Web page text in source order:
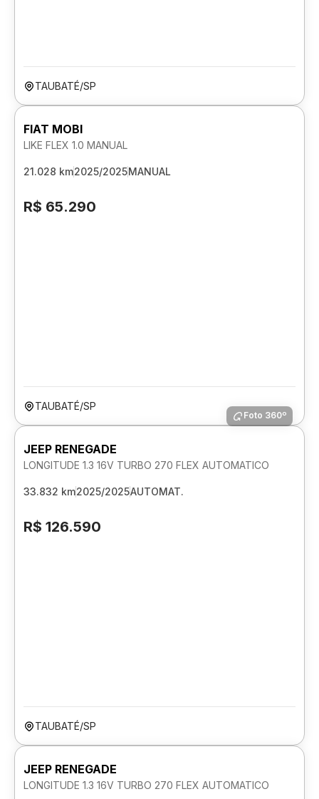
TAUBATÉ/SP
FIAT MOBI
LIKE FLEX 1.0 MANUAL
21.028 km2025/2025MANUAL
R$ 65.290
TAUBATÉ/SP
Foto 360º
JEEP RENEGADE
LONGITUDE 1.3 16V TURBO 270 FLEX AUTOMATICO
33.832 km2025/2025AUTOMAT.
R$ 126.590
TAUBATÉ/SP
JEEP RENEGADE
LONGITUDE 1.3 16V TURBO 270 FLEX AUTOMATICO